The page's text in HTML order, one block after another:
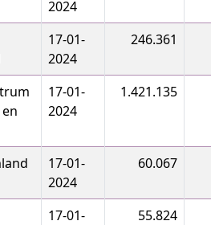
2024
17-01-
2024
246.361
17-01-
2024
1.421.135
17-01-
2024
60.067
17-01-
55.824